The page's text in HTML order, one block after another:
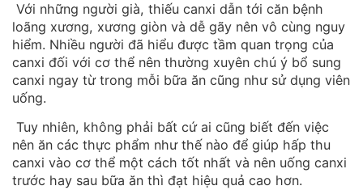
Với những người già, thiếu canxi dẫn tới căn bệnh
loãng xương, xương giòn và dễ gãy nên vô cùng nguy
hiểm. Nhiều người đã hiểu được tầm quan trọng của
canxi đối với cơ thể nên thường xuyên chú ý bổ sung
canxi ngay từ trong mỗi bữa ăn cũng như sử dụng viên
uống.
Tuy nhiên, không phải bất cứ ai cũng biết đến việc
nên ăn các thực phẩm như thế nào để giúp hấp thu
canxi vào cơ thể một cách tốt nhất và nên uống canxi
trước hay sau bữa ăn thì đạt hiệu quả cao hơn.